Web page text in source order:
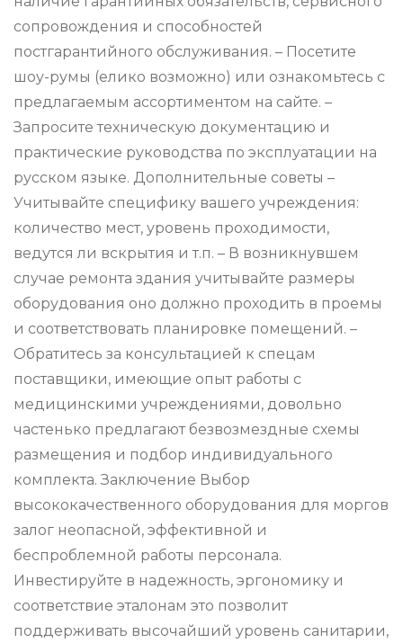
сопровождения и способностей
постгарантийного обслуживания. – Посетите
шоу-румы (елико возможно) или ознакомьтесь с
предлагаемым ассортиментом на сайте. –
Запросите техническую документацию и
практические руководства по эксплуатации на
русском языке. Дополнительные советы –
Учитывайте специфику вашего учреждения:
количество мест, уровень проходимости,
ведутся ли вскрытия и т.п. – В возникнувшем
случае ремонта здания учитывайте размеры
оборудования оно должно проходить в проемы
и соответствовать планировке помещений. –
Обратитесь за консультацией к спецам
поставщики, имеющие опыт работы с
медицинскими учреждениями, довольно
частенько предлагают безвозмездные схемы
размещения и подбор индивидуального
комплекта. Заключение Выбор
высококачественного оборудования для моргов
залог неопасной, эффективной и
беспроблемной работы персонала.
Инвестируйте в надежность, эргономику и
соответствие эталонам это позволит
поддерживать высочайший уровень санитарии,